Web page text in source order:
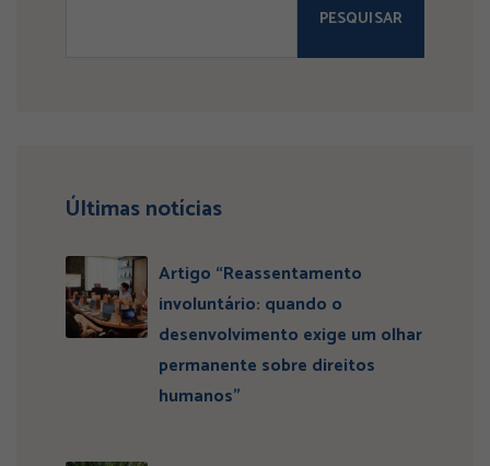
PESQUISAR
Últimas notícias
Artigo “Reassentamento
involuntário: quando o
desenvolvimento exige um olhar
permanente sobre direitos
humanos”